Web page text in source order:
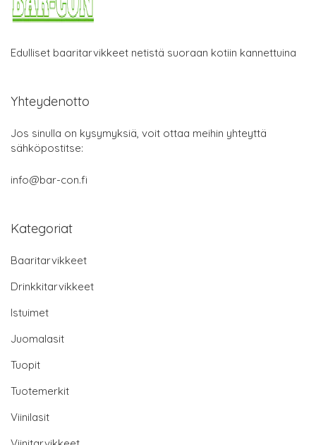
Edulliset baaritarvikkeet netistä suoraan kotiin kannettuina
Yhteydenotto
Jos sinulla on kysymyksiä, voit ottaa meihin yhteyttä
sähköpostitse:
info@bar-con.fi
Kategoriat
Baaritarvikkeet
Drinkkitarvikkeet
Istuimet
Juomalasit
Tuopit
Tuotemerkit
Viinilasit